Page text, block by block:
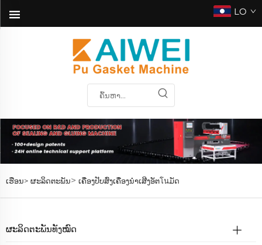
LO
ເຮືອນ> ຜະລິດຕະພັນ> ເຄື່ອງປັບສົ່ງເຄື່ອງນຳເສີງອັຕโนມັດ
ຜະລິດຕະພັນທັງໝົດ